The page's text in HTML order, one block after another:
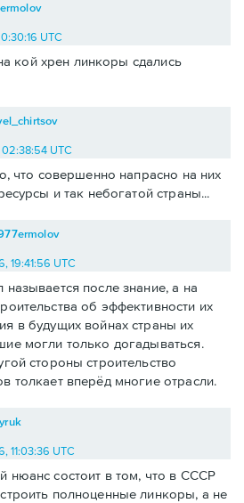
UTC
кой хрен линкоры сдались
02:38:54 UTC
что совершенно напрасно на них
и так небогатой страны...
19:41:56 UTC
называется после знание, а на
об эффективности их
в будущих войнах страны их
могли только догадываться.
стороны строительство
толкает вперёд многие отрасли.
11:03:36 UTC
нюанс состоит в том, что в СССР
полноценные линкоры, а не